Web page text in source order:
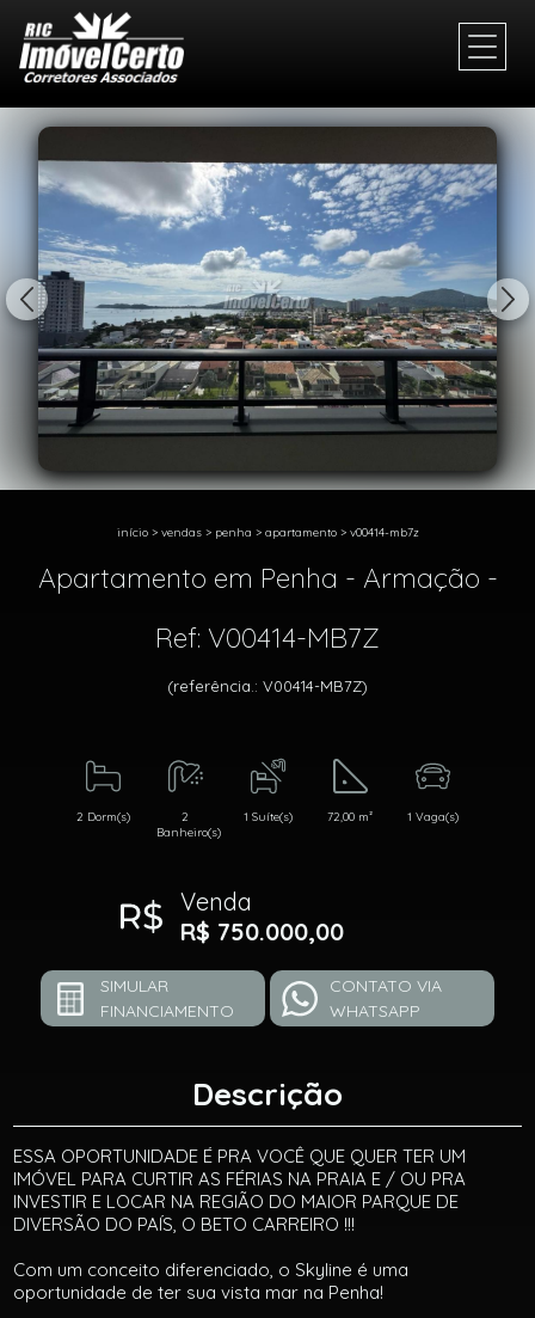
início> vendas> penha > apartamento> v00414-mb7z
Apartamento em Penha - Armação -
Ref: V00414-MB7Z
(referência.: V00414-MB7Z)
2 Dorm(s)
2
Banheiro(s)
1 Suíte(s) 72,00 m² 1 Vaga(s)
Venda
R$ 750.000,00
SIMULAR
FINANCIAMENTO
CONTATO VIA
WHATSAPP
Descrição
ESSA OPORTUNIDADE É PRA VOCÊ QUE QUER TER UM
IMÓVEL PARA CURTIR AS FÉRIAS NA PRAIA E / OU PRA
INVESTIR E LOCAR NA REGIÃO DO MAIOR PARQUE DE
DIVERSÃO DO PAÍS, O BETO CARREIRO !!!
Com um conceito diferenciado, o Skyline é uma
oportunidade de ter sua vista mar na Penha!